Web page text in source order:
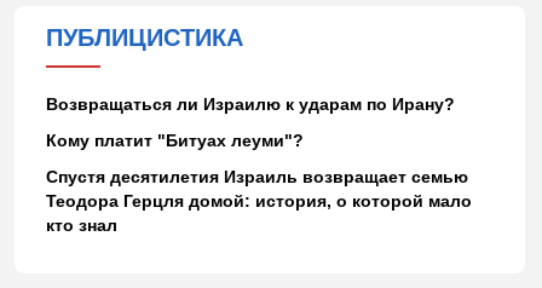
ПУБЛИЦИСТИКА
Возвращаться ли Израилю к ударам по Ирану?
Кому платит "Битуах леуми"?
Спустя десятилетия Израиль возвращает семью
Теодора Герцля домой: история, о которой мало
кто знал